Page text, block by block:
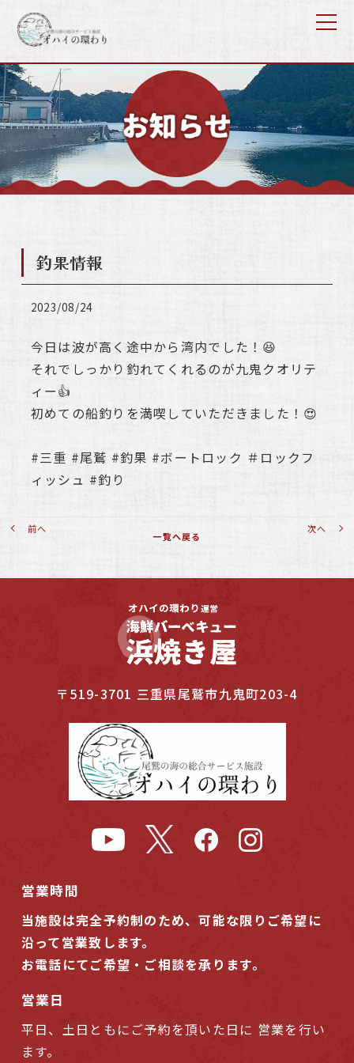
釣果情報
2023/08/24
今日は波が高く途中から湾内でした！😆
それでしっかり釣れてくれるのが九鬼クオリテ
ィー👍
初めての船釣りを満喫していただきました！😍
#三重 #尾鷲 #釣果 #ボートロック ＃ロックフ
ィッシュ #釣り
前へ
一覧へ戻る
次へ
〒519-3701 三重県尾鷲市九鬼町203-4
営業時間
当施設は完全予約制のため、可能な限りご希望に
沿って営業致します。
お電話にてご希望・ご相談を承ります。
営業日
平日、土日ともにご予約を頂いた日に 営業を行い
ます。